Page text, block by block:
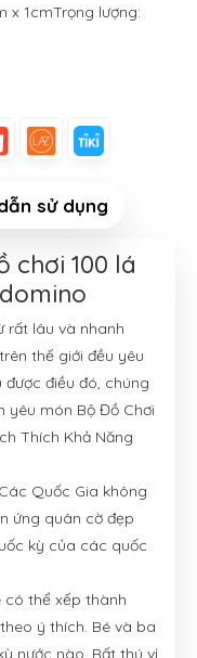
x 1cmTrọng lượng:
sử dụng
chơi 100 lá
rất lâu và nhanh
thế giới đều yêu
điều đó, chúng
yêu món Bộ Đồ Chơi
Thích Khả Năng
Quốc Gia không
ứng quân cờ đẹp
kỳ của các quốc
có thể xếp thành
ý thích. Bé và ba
nước nào. Rất thú vị